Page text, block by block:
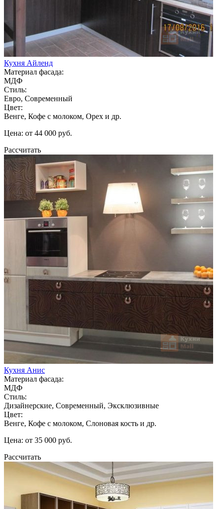
Кухня Айленд
Материал фасада:
МДФ
Стиль:
Евро, Современный
Цвет:
Венге, Кофе с молоком, Орех и др.
Цена: от 44 000 руб.
Рассчитать
Кухня Анис
Материал фасада:
МДФ
Стиль:
Дизайнерские, Современный, Эксклюзивные
Цвет:
Венге, Кофе с молоком, Слоновая кость и др.
Цена: от 35 000 руб.
Рассчитать